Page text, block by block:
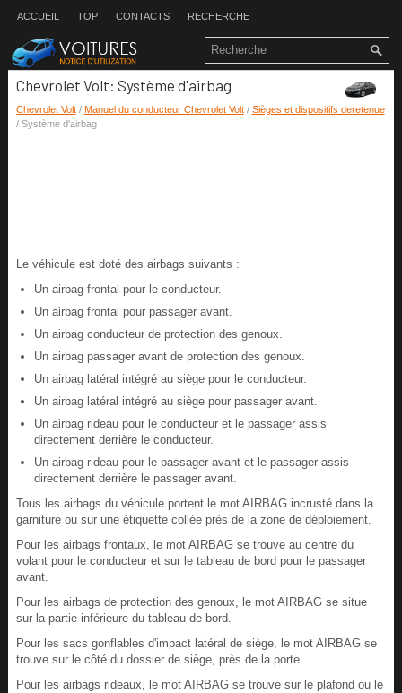
ACCUEIL TOP CONTACTS RECHERCHE
Chevrolet Volt: Système d'airbag
Chevrolet Volt/ Manuel du conducteur Chevrolet Volt/ Sièges et dispositifs deretenue
/ Système d'airbag
Le véhicule est doté des airbags suivants :
Un airbag frontal pour le conducteur.
Un airbag frontal pour passager avant.
Un airbag conducteur de protection des genoux.
Un airbag passager avant de protection des genoux.
Un airbag latéral intégré au siège pour le conducteur.
Un airbag latéral intégré au siège pour passager avant.
Un airbag rideau pour le conducteur et le passager assis
directement derrière le conducteur.
Un airbag rideau pour le passager avant et le passager assis
directement derrière le passager avant.
Tous les airbags du véhicule portent le mot AIRBAG incrusté dans la
garniture ou sur une étiquette collée près de la zone de déploiement.
Pour les airbags frontaux, le mot AIRBAG se trouve au centre du
volant pour le conducteur et sur le tableau de bord pour le passager
avant.
Pour les airbags de protection des genoux, le mot AIRBAG se situe
sur la partie inférieure du tableau de bord.
Pour les sacs gonflables d'impact latéral de siège, le mot AIRBAG se
trouve sur le côté du dossier de siège, près de la porte.
Pour les airbags rideaux, le mot AIRBAG se trouve sur le plafond ou le